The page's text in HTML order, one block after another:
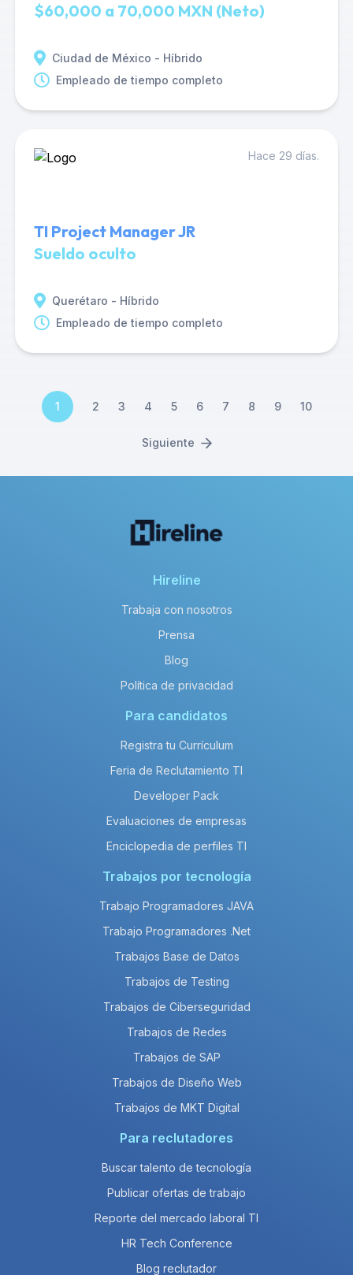
$60,000 a 70,000 MXN (Neto)
Ciudad de México - Híbrido
Empleado de tiempo completo
Hace 29 días.
TI Project Manager JR
Sueldo oculto
Querétaro - Híbrido
Empleado de tiempo completo
1 2 3 4 5 6 7 8 9 10
Siguiente
Hireline
Trabaja con nosotros
Prensa
Blog
Política de privacidad
Para candidatos
Registra tu Currículum
Feria de Reclutamiento TI
Developer Pack
Evaluaciones de empresas
Enciclopedia de perfiles TI
Trabajos por tecnología
Trabajo Programadores JAVA
Trabajo Programadores .Net
Trabajos Base de Datos
Trabajos de Testing
Trabajos de Ciberseguridad
Trabajos de Redes
Trabajos de SAP
Trabajos de Diseño Web
Trabajos de MKT Digital
Para reclutadores
Buscar talento de tecnología
Publicar ofertas de trabajo
Reporte del mercado laboral TI
HR Tech Conference
Blog reclutador